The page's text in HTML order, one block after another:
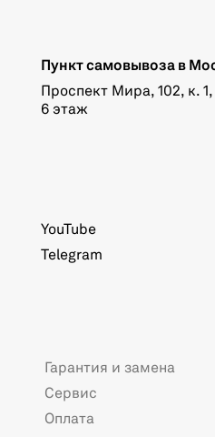
Пункт самовывоза в
Проспект Мира, 102, к. 1,
6 этаж
YouTube
Telegram
Гарантия и замена
Сервис
Оплата